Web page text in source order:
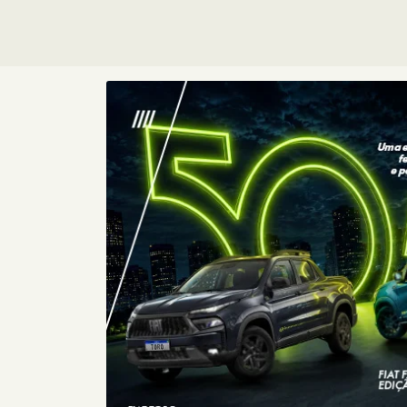
Consórcio
Fiat
Com o Consórcio Fiat, você pode
conquistar seu carro zero com
planos sem entrada e parcelas
sem juros, além de toda a
confiança que a Fiat oferece.
+